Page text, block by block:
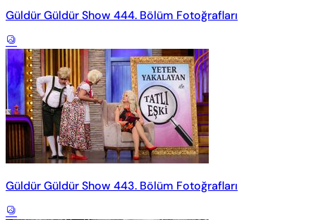
Güldür Güldür Show 444. Bölüm Fotoğrafları
Güldür Güldür Show 443. Bölüm Fotoğrafları